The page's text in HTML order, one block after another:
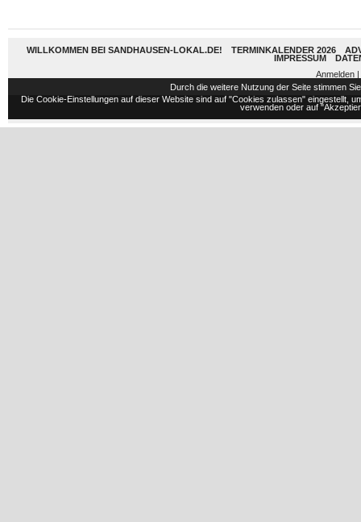
WILLKOMMEN BEI SANDHAUSEN-LOKAL.DE! TERMINKALENDER 2026
IMPRESSUM
Anmelden
Durch die weitere Nutzung der Seite stimmen
Die Cookie-Einstellungen auf dieser Website sind auf "Cookies zulassen" eingestellt,
verwenden oder auf